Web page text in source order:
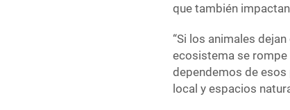
que también
“Si los animales
ecosistema se
dependemos de
local y espacios